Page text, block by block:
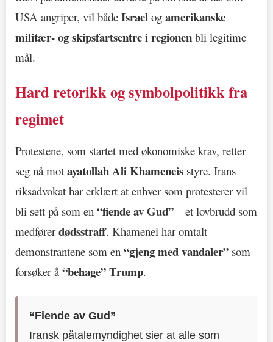
USA angriper, vil både Israel og amerikanske
militær- og skipsfartsentre i regionen bli legitime
mål.
Hard retorikk og symbolpolitikk fra
regimet
Protestene, som startet med økonomiske krav, retter
seg nå mot ayatollah Ali Khameneis styre. Irans
riksadvokat har erklært at enhver som protesterer vil
bli sett på som en “fiende av Gud” – et lovbrudd som
medførerdødsstraff. Khamenei har omtalt
demonstrantene som en “gjeng med vandaler” som
forsøker å“behage” Trump.
“Fiende av Gud”
Iransk påtalemyndighet sier at alle som